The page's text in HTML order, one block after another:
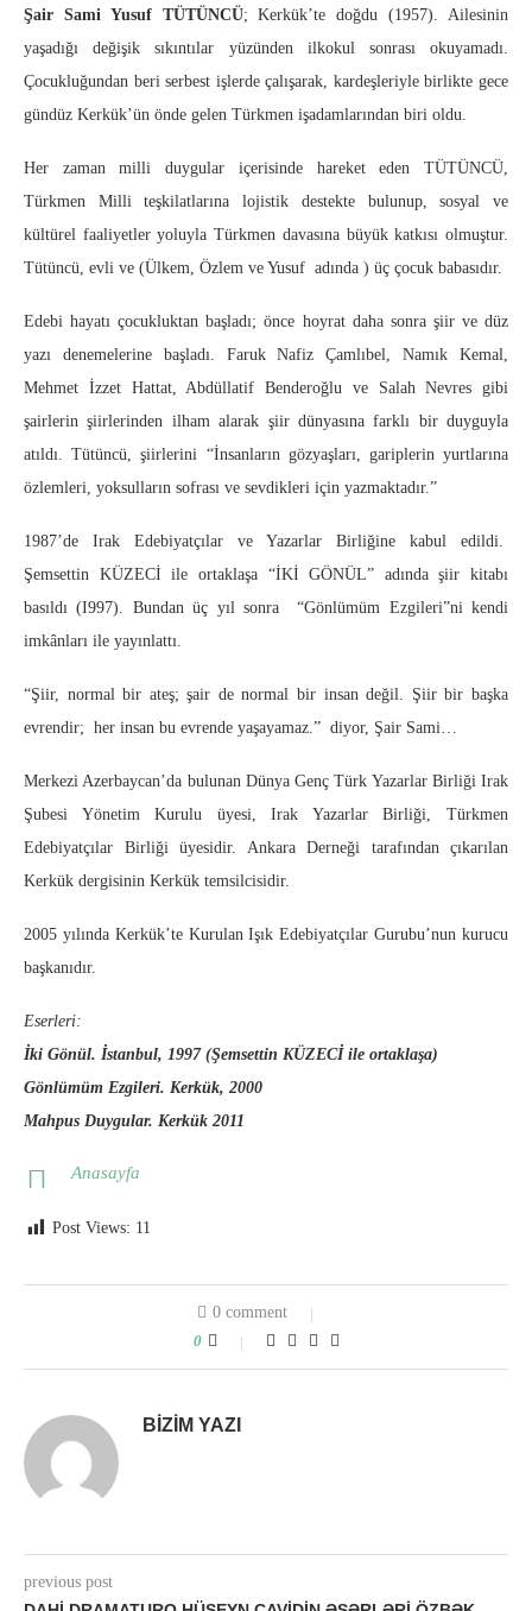
Şair Sami Yusuf TÜTÜNCÜ; Kerkük’te doğdu (1957). Ailesinin
yaşadığı değişik sıkıntılar yüzünden ilkokul sonrası okuyamadı.
Çocukluğundan beri serbest işlerde çalışarak, kardeşleriyle birlikte gece
gündüz Kerkük’ün önde gelen Türkmen işadamlarından biri oldu.
Her zaman milli duygular içerisinde hareket eden TÜTÜNCÜ,
Türkmen Milli teşkilatlarına lojistik destekte bulunup, sosyal ve
kültürel faaliyetler yoluyla Türkmen davasına büyük katkısı olmuştur.
Tütüncü, evli ve (Ülkem, Özlem ve Yusuf adında ) üç çocuk babasıdır.
Edebi hayatı çocukluktan başladı; önce hoyrat daha sonra şiir ve düz
yazı denemelerine başladı. Faruk Nafiz Çamlıbel, Namık Kemal,
Mehmet İzzet Hattat, Abdüllatif Benderoğlu ve Salah Nevres gibi
şairlerin şiirlerinden ilham alarak şiir dünyasına farklı bir duyguyla
atıldı. Tütüncü, şiirlerini “İnsanların gözyaşları, gariplerin yurtlarına
özlemleri, yoksulların sofrası ve sevdikleri için yazmaktadır.”
1987’de Irak Edebiyatçılar ve Yazarlar Birliğine kabul edildi.
Şemsettin KÜZECİ ile ortaklaşa “İKİ GÖNÜL” adında şiir kitabı
basıldı (I997). Bundan üç yıl sonra “Gönlümüm Ezgileri”ni kendi
imkânları ile yayınlattı.
“Şiir, normal bir ateş; şair de normal bir insan değil. Şiir bir başka
evrendir; her insan bu evrende yaşayamaz.” diyor, Şair Sami…
Merkezi Azerbaycan’da bulunan Dünya Genç Türk Yazarlar Birliği Irak
Şubesi Yönetim Kurulu üyesi, Irak Yazarlar Birliği, Türkmen
Edebiyatçılar Birliği üyesidir. Ankara Derneği tarafından çıkarılan
Kerkük dergisinin Kerkük temsilcisidir.
2005 yılında Kerkük’te Kurulan Işık Edebiyatçılar Gurubu’nun kurucu
başkanıdır.
Eserleri:
İki Gönül. İstanbul, 1997 (Şemsettin KÜZECİ ile ortaklaşa)
Gönlümüm Ezgileri. Kerkük, 2000
Mahpus Duygular. Kerkük 2011
Anasayfa
Post Views: 11
0 comment
0
BIZIM YAZI
previous post